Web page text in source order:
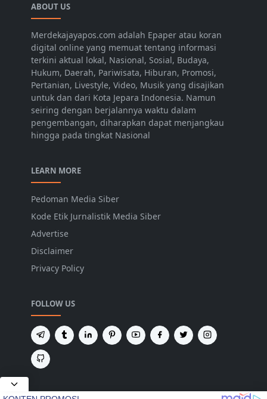
ABOUT US
Merdekajayapos.com adalah Epaper atau koran
digital online yang memuat tentang informasi
terkini aktual lokal, Nasional, Sosial, Budaya,
Hukum, Daerah, Pariwisata, Hiburan, Promosi,
Pertanian, Livestyle, Video, Musik yang disajikan
untuk dan dari Kota Jepara Indonesia. Namun
seiring dengan berjalannya waktu dalam
pengembangan, diharapkan dapat menjangkau
hingga pada tingkat Nasional
LEARN MORE
Pedoman Media Siber
Kode Etik Jurnalistik Media Siber
Advertise
Disclaimer
Privacy Policy
FOLLOW US